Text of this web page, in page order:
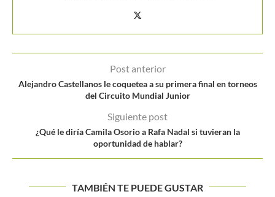
Post anterior
Alejandro Castellanos le coquetea a su primera final en torneos
del Circuito Mundial Junior
Siguiente post
¿Qué le diría Camila Osorio a Rafa Nadal si tuvieran la
oportunidad de hablar?
TAMBIÉN TE PUEDE GUSTAR